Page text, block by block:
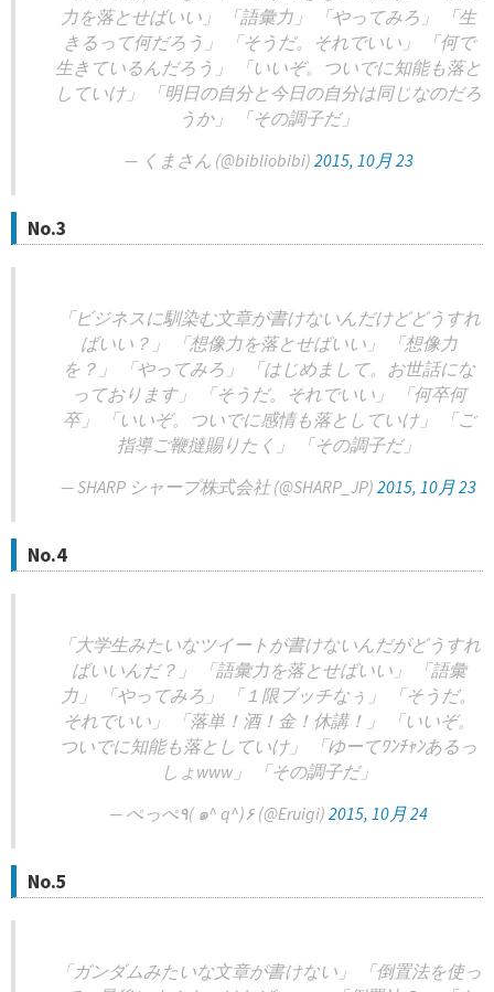
力を落とせばいい」 「語彙力」 「やってみろ」 「生
きるって何だろう」 「そうだ。それでいい」 「何で
生きているんだろう」 「いいぞ。ついでに知能も落と
していけ」 「明日の自分と今日の自分は同じなのだろ
うか」 「その調子だ」
— くまさん (@bibliobibi) 2015, 10月 23
No.3
「ビジネスに馴染む文章が書けないんだけどどうすれ
ばいい？」 「想像力を落とせばいい」 「想像力
を？」 「やってみろ」 「はじめまして。お世話にな
っております」 「そうだ。それでいい」 「何卒何
卒」 「いいぞ。ついでに感情も落としていけ」 「ご
指導ご鞭撻賜りたく」 「その調子だ」
— SHARP シャープ株式会社 (@SHARP_JP) 2015, 10月 23
No.4
「大学生みたいなツイートが書けないんだがどうすれ
ばいいんだ？」 「語彙力を落とせばいい」 「語彙
力」 「やってみろ」 「１限ブッチなぅ」 「そうだ。
それでいい」 「落単！酒！金！休講！」 「いいぞ。
ついでに知能も落としていけ」 「ゆーてﾜﾝﾁｬﾝあるっ
しょwww」 「その調子だ」
— ぺっぺ٩( ๑^ q^)۶ (@Eruigi) 2015, 10月 24
No.5
「ガンダムみたいな文章が書けない」 「倒置法を使っ